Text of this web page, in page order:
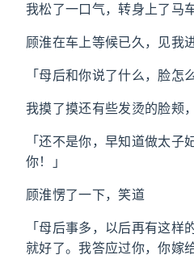
我松了一口气，转身上了马车
顾淮在车上等候已久，见我
「母后和你说了什么，脸怎
我摸了摸还有些发烫的脸颊
「还不是你，早知道做太子
你！」
顾淮愣了一下，笑道
「母后事多，以后再有这样
就好了。我答应过你，你嫁